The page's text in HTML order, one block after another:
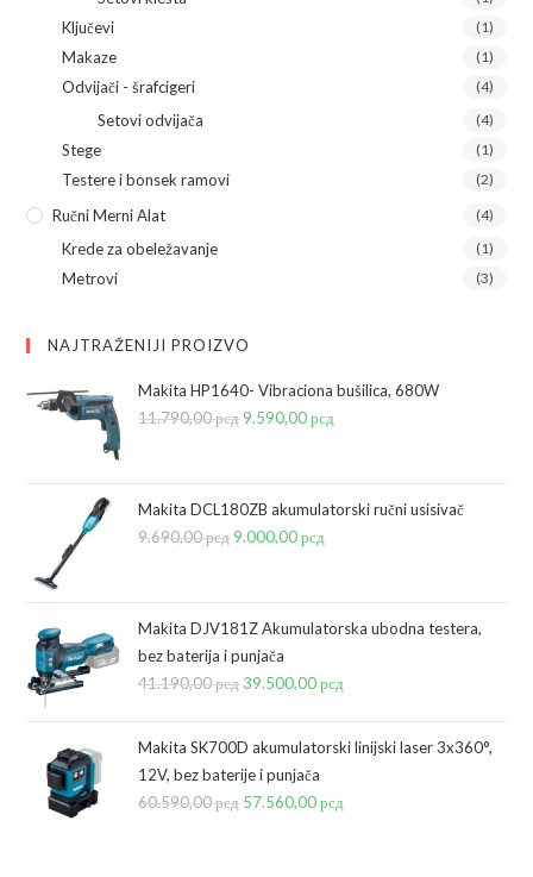
Ključevi (1)
Makaze (1)
Odvijači - šrafcigeri (4)
Setovi odvijača (4)
Stege (1)
Testere i bonsek ramovi (2)
Ručni Merni Alat (4)
Krede za obeležavanje (1)
Metrovi (3)
NAJTRAŽENIJI PROIZVO
Makita HP1640- Vibraciona bušilica, 680W
11.790,00рсд Originalna
bila:
11.790,00 рсд.
9.590,00рсд
9.590,00 рсд.
Makita DCL180ZB akumulatorski ručni usisivač
9.690,00рсд Originalna
bila:
9.690,00 рсд.
9.000,00рсд
9.000,00 рсд.
Makita DJV181Z Akumulatorska ubodna testera,
bez baterija i punjača
41.190,00рсд Originalna
je
bila:
41.190,00 рсд.
39.500,00рсд
je:
Makita SK700D akumulatorski linijski laser 3x360°,
12V, bez baterije i punjača
60.590,00рсд Originalna
57.560,00рсд